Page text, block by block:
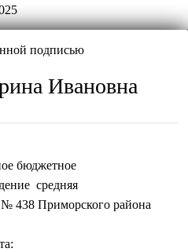
подписью
Ивановна
бюджетное
средняя
№ 438 Приморского района